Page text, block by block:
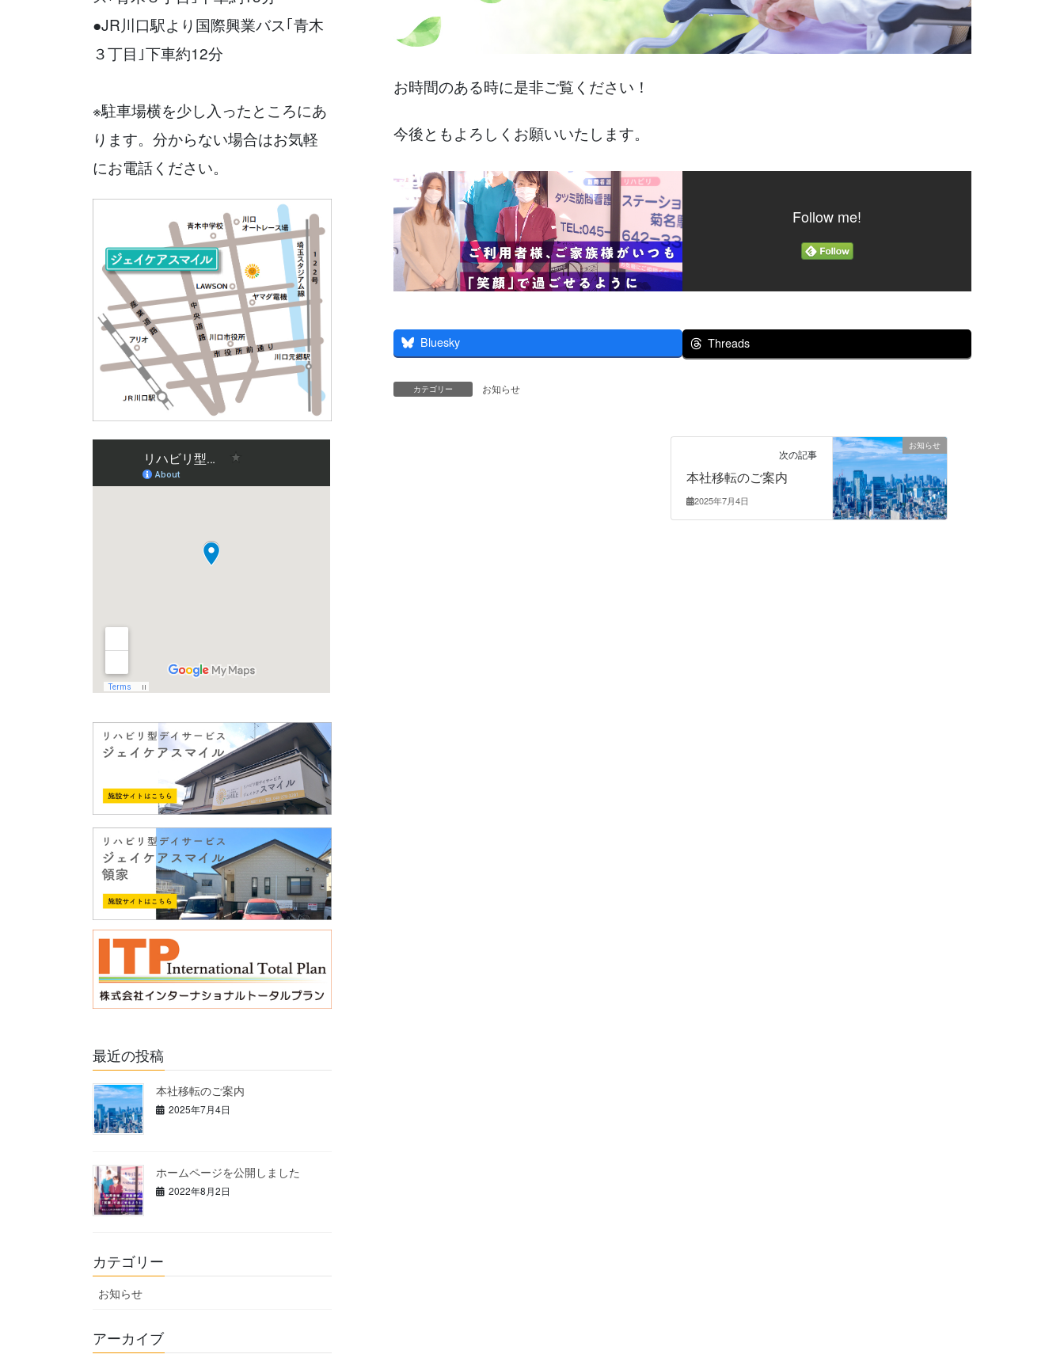
お時間のある時に是非ご覧ください！
今後ともよろしくお願いいたします。
Follow me!
Bluesky Threads
カテゴリー お知らせ
お知らせ
次の記事
本社移転のご案内
2025年7月4日
​●JR川口駅より国際興業バス｢青木
３丁目｣下車約12分
※駐車場横を少し入ったところにあ
ります。分からない場合はお気軽
にお電話ください。
最近の投稿
本社移転のご案内
2025年7月4日
ホームページを公開しました
2022年8月2日
カテゴリー
お知らせ
アーカイブ